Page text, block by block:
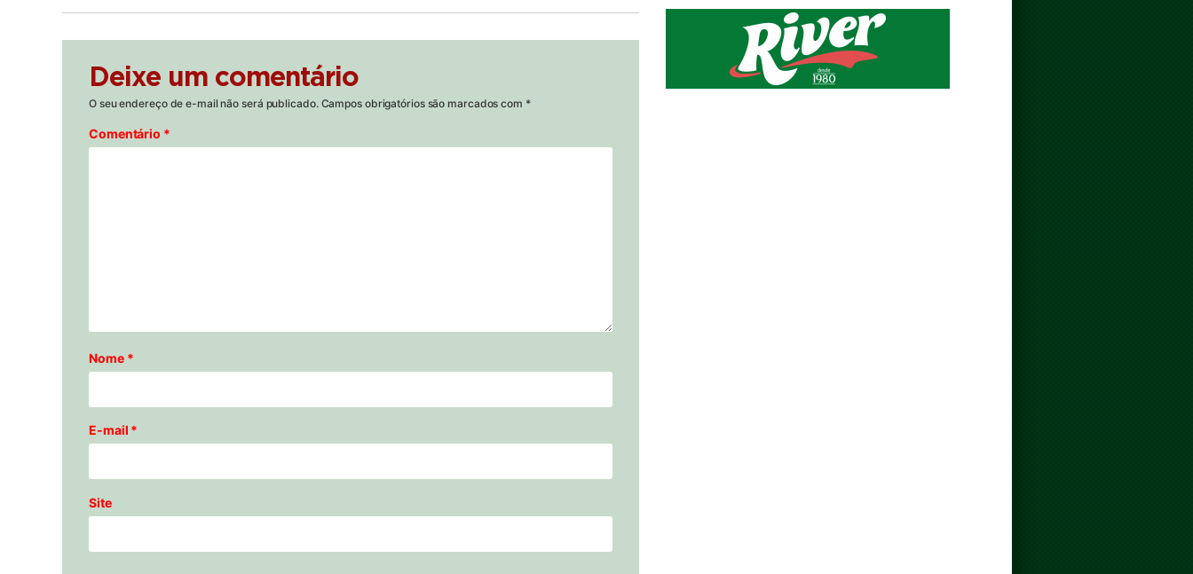
Deixe um comentário
O seu endereço de e-mail não será publicado. Campos obrigatórios são marcados com *
Comentário *
Nome *
E-mail *
Site